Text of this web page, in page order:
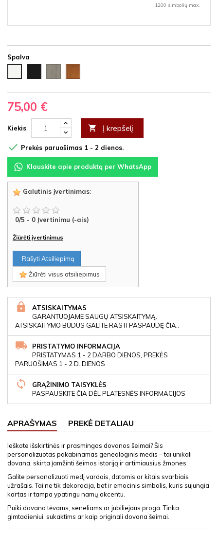
1200 simbolių max.
Spalva
HDF
HDF
latte
HDF
75,00 €
Kiekis  Į krepšelį
 Prekės paruošimas 1 - 2 dienos.
Klauskite apie produktą per WhatsApp
Galutinis įvertinimas:
0/5 - 0 Įvertinimu (-ais)
Žiūrėti įvertinimus
Rašyti Atsiliepimą
Žiūrėti visus atsiliepimus
ATSISKAITYMAS
GARANTUOJAME SAUGŲ ATSISKAITYMĄ.
ATSISKAITYMO BŪDUS GALITE RASTI PASPAUDĘ ČIA..
PRISTATYMO INFORMACIJA
PRISTATYMAS 1 - 2 DARBO DIENOS, PREKĖS
PARUOŠIMAS 1 - 2 D. DIENOS
GRĄŽINIMO TAISYKLĖS
PASPAUSKITE ČIA DĖL PLATESNĖS INFORMACIJOS
APRAŠYMAS PREKĖ DETALIAU
Ieškote išskirtinės ir prasmingos dovanos šeimai? Šis
personalizuotas pakabinamas genealoginis medis – tai unikali
dovana, skirta įamžinti šeimos istoriją ir artimiausius žmones.
Galite personalizuoti medį vardais, datomis ar kitais svarbiais
užrašais. Tai ne tik dekoracija, bet ir emocinis simbolis, kuris sujungia
kartas ir tampa ypatingu namų akcentu.
Puiki dovana tėvams, seneliams ar jubiliejaus proga. Tinka
gimtadieniui, sukaktims ar kaip originali dovana šeimai.